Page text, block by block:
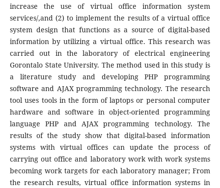
increase the use of virtual office information system
services/,and (2) to implement the results of a virtual office
system design that functions as a source of digital-based
information by utilizing a virtual office. This research was
carried out in the laboratory of electrical engineering
Gorontalo State University. The method used in this study is
a literature study and developing PHP programming
software and AJAX programming technology. The research
tool uses tools in the form of laptops or personal computer
hardware and software in object-oriented programming
language PHP and AJAX programming technology. The
results of the study show that digital-based information
systems with virtual offices can update the process of
carrying out office and laboratory work with work systems
becoming work targets for each laboratory manager; From
the research results, virtual office information systems in